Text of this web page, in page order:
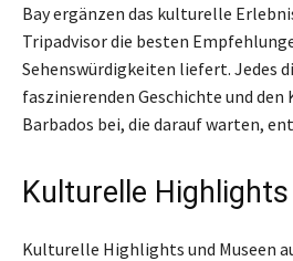
Bay ergänzen das kulturelle
Tripadvisor die besten
Sehenswürdigkeiten liefert. Jedes
faszinierenden Geschichte und
Barbados bei, die darauf warten,
Kulturelle
Kulturelle Highlights und Museen